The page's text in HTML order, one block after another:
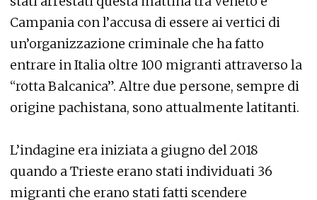
Campania con l’accusa di essere ai vertici di
un’organizzazione criminale che ha fatto
entrare in Italia oltre 100 migranti attraverso la
“rotta Balcanica”. Altre due persone, sempre di
origine pachistana, sono attualmente latitanti.
L’indagine era iniziata a giugno del 2018
quando a Trieste erano stati individuati 36
migranti che erano stati fatti scendere